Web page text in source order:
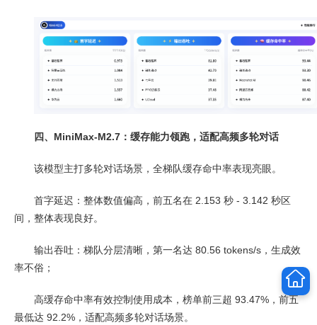
四、MiniMax-M2.7：缓存能力领跑，适配高频多轮对话
该模型主打多轮对话场景，全梯队缓存命中率表现亮眼。
首字延迟：整体数值偏高，前五名在 2.153 秒 - 3.142 秒区
间，整体表现良好。
输出吞吐：梯队分层清晰，第一名达 80.56 tokens/s，生成效
率不俗；
高缓存命中率有效控制使用成本，榜单前三超 93.47%，前五
最低达 92.2%，适配高频多轮对话场景。